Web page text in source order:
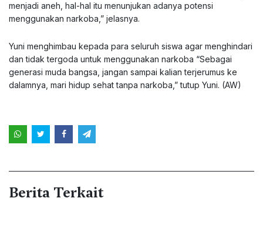
menjadi aneh, hal-hal itu menunjukan adanya potensi
menggunakan narkoba,” jelasnya.
Yuni menghimbau kepada para seluruh siswa agar menghindari
dan tidak tergoda untuk menggunakan narkoba “Sebagai
generasi muda bangsa, jangan sampai kalian terjerumus ke
dalamnya, mari hidup sehat tanpa narkoba,” tutup Yuni. (AW)
Berita Terkait